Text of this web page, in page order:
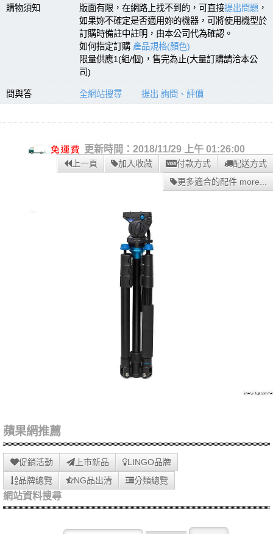
購物須知 版面有限，在網路上找不到的，可直接提出問題 ，
如果妳不確定是否適用妳的機器，可將使用機型於
訂購時備註中註明，由本公司代為確認。
如何指定訂購 產品規格(顏色)
限量供應1(組/個)，售完為止(大量訂購請洽本公
司)
問與答 全網站搜尋 提出 詢問、評價
更新時間：2018/11/29 上午 01:26:00
上一頁 加入收藏 付款方式
配送方式
更多適合的配件 more...
蘋果網推薦
促銷活動 上市新品
LINGO品牌
品牌總覽
NG品出清 分類總覽
網站資料搜尋